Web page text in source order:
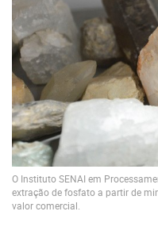
O Instituto SENAI em
extração de fosfato a partir de
valor comercial.